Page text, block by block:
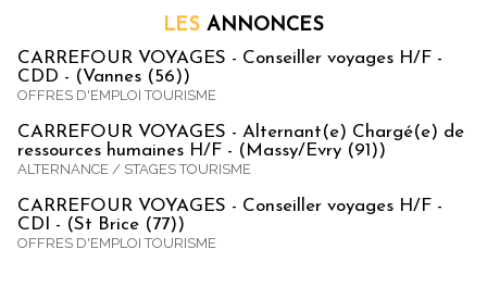
LES ANNONCES
CARREFOUR VOYAGES - Conseiller voyages H/F -
CDD - (Vannes (56))
OFFRES D'EMPLOI TOURISME
CARREFOUR VOYAGES - Alternant(e) Chargé(e) de
ressources humaines H/F - (Massy/Evry (91))
ALTERNANCE / STAGES TOURISME
CARREFOUR VOYAGES - Conseiller voyages H/F -
CDI - (St Brice (77))
OFFRES D'EMPLOI TOURISME